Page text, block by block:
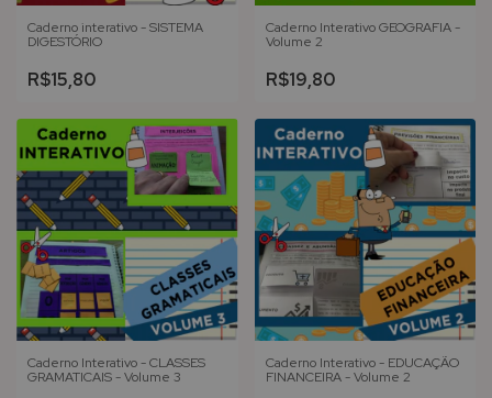
Caderno interativo - SISTEMA
DIGESTÓRIO
R$15,80
Caderno Interativo GEOGRAFIA -
Volume 2
R$19,80
Caderno Interativo - CLASSES
GRAMATICAIS - Volume 3
Caderno Interativo - EDUCAÇÃO
FINANCEIRA - Volume 2